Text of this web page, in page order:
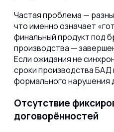
Частая проблема —
что именно означает
финальный продукт под
производства —
Если ожидания не
сроки производства БАД
формального нарушения
Отсутствие
договорённостей